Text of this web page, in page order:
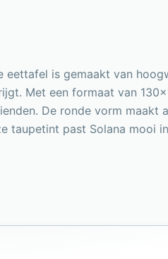
is gemaakt van
Met een formaat van
De ronde vorm maakt
past Solana mooi